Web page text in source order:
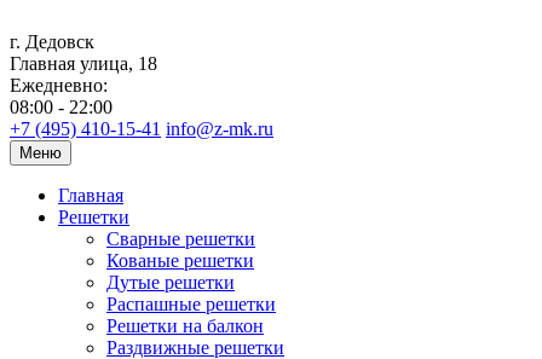
г. Дедовск
Главная улица, 18
Ежедневно:
08:00 - 22:00
+7 (495) 410-15-41 info@z-mk.ru
Меню
Главная
Решетки
Сварные решетки
Кованые решетки
Дутые решетки
Распашные решетки
Решетки на балкон
Раздвижные решетки